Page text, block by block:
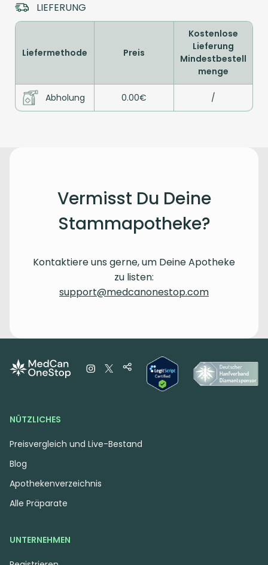
LIEFERUNG
Liefermethode Preis
Kostenlose
Lieferung
Mindestbestell
menge
Abholung 0.00€ /
Vermisst Du Deine
Stammapotheke?
Kontaktiere uns gerne, um Deine Apotheke
zu listen:
support@medcanonestop.com
NÜTZLICHES
Preisvergleich und Live-Bestand
Blog
Apothekenverzeichnis
Alle Präparate
UNTERNEHMEN